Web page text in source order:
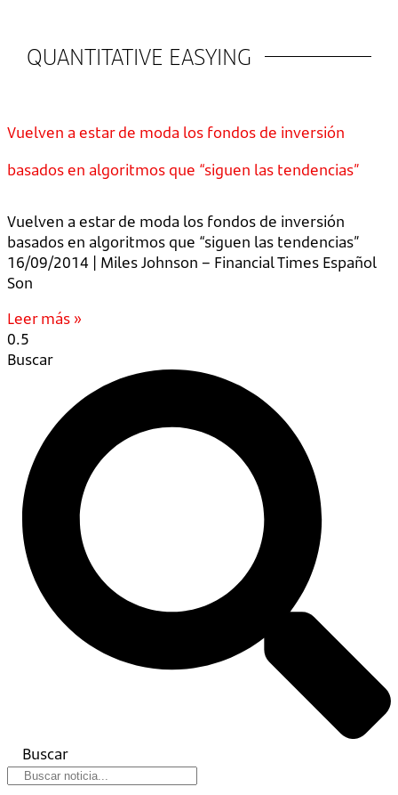
QUANTITATIVE EASYING
Vuelven a estar de moda los fondos de inversión
basados en algoritmos que “siguen las tendencias”
Vuelven a estar de moda los fondos de inversión
basados en algoritmos que “siguen las tendencias”
16/09/2014 | Miles Johnson – Financial Times Español
Son
Leer más »
Buscar
Buscar